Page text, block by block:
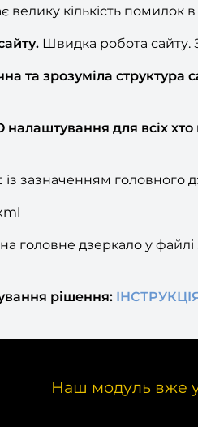
кількість помилок в
Швидка робота сайту.
та зрозуміла структура
для всіх
зазначенням головного
головне дзеркало у файлі
рішення: І
Наш модуль вже